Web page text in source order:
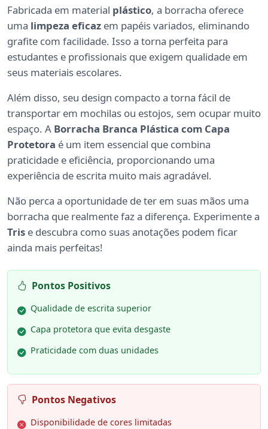
Fabricada em material plástico, a borracha oferece
uma limpeza eficaz em papéis variados, eliminando
grafite com facilidade. Isso a torna perfeita para
estudantes e profissionais que exigem qualidade em
seus materiais escolares.
Além disso, seu design compacto a torna fácil de
transportar em mochilas ou estojos, sem ocupar muito
espaço. A Borracha Branca Plástica com Capa
Protetora é um item essencial que combina
praticidade e eficiência, proporcionando uma
experiência de escrita muito mais agradável.
Não perca a oportunidade de ter em suas mãos uma
borracha que realmente faz a diferença. Experimente a
Tris e descubra como suas anotações podem ficar
ainda mais perfeitas!
Pontos Positivos
Qualidade de escrita superior
Capa protetora que evita desgaste
Praticidade com duas unidades
Pontos Negativos
Disponibilidade de cores limitadas